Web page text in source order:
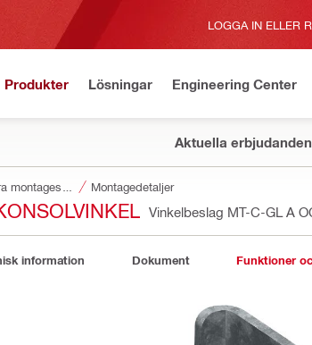
LOGGA IN ELLER
Produkter Lösningar Engineering Center
Aktuella erbjudanden
Montagedetaljer
Vinkelbeslag MT-C-GL A
information Dokument Funktioner